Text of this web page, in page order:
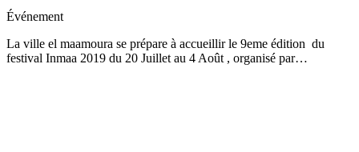
Événement
La ville el maamoura se prépare à accueillir le 9eme édition du
festival Inmaa 2019 du 20 Juillet au 4 Août , organisé par…